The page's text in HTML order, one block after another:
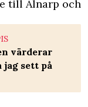
till Alnarp och
värderar
jag sett på